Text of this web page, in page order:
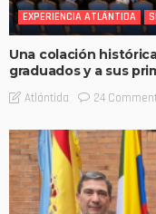
EXPERIENCIA ATLÁNTIDA
Una colación
graduados y a sus
Atlántida 24